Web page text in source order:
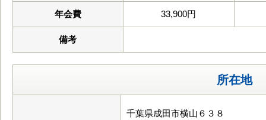
年会費 33,900円
備考
所在地
千葉県成田市横山６３８